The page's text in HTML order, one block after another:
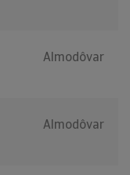
Almodôvar
Almodôvar